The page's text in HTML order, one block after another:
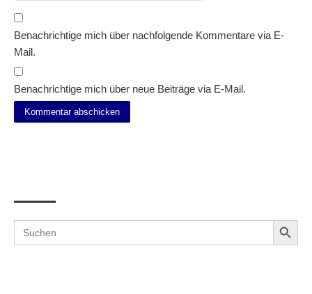
Benachrichtige mich über nachfolgende Kommentare via E-
Mail.
Benachrichtige mich über neue Beiträge via E-Mail.
Search
for:
Search Button